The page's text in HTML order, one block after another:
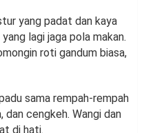
yang padat dan kaya
lagi jaga pola makan.
roti gandum biasa,
sama rempah-rempah
dan cengkeh. Wangi dan
di hati.